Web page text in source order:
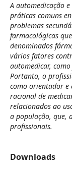
A automedicação
práticas comuns
problemas
farmacológicas
denominados
vários fatores
automedicar,
Portanto, o
como orientador
racional de
relacionados ao
a população, que,
profissionais.
Downloads